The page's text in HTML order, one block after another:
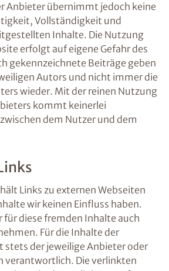
Anbieter übernimmt jedoch keine
Vollständigkeit und
Inhalte. Die Nutzung
erfolgt auf eigene Gefahr des
gekennzeichnete Beiträge geben
Autors und nicht immer die
wieder. Mit der reinen Nutzung
kommt keinerlei
dem Nutzer und dem
Links zu externen Webseiten
wir keinen Einfluss haben.
für diese fremden Inhalte auch
Für die Inhalte der
stets der jeweilige Anbieter oder
verantwortlich. Die verlinkten